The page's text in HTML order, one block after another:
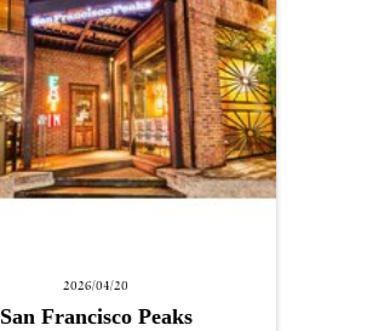
2026/04/20
San Francisco Peaks